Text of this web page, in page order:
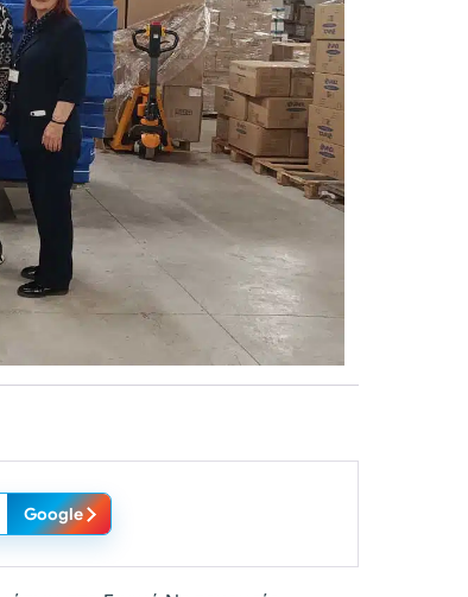
Google